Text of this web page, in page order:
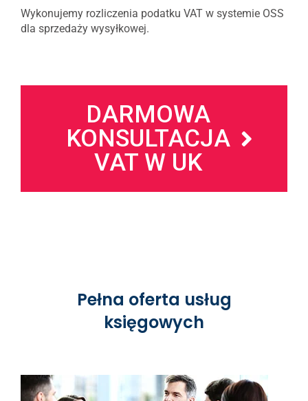
Wykonujemy rozliczenia podatku VAT w systemie OSS
dla sprzedaży wysyłkowej.
DARMOWA
KONSULTACJA
VAT W UK
Pełna oferta usług
księgowych